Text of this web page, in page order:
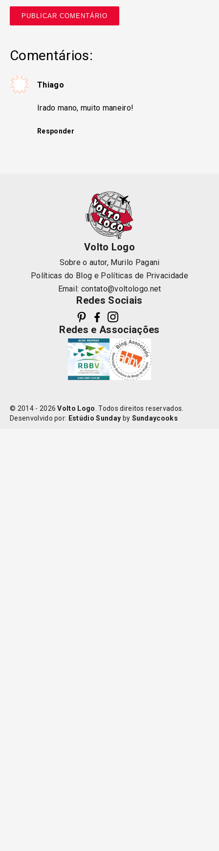
Comentários:
Thiago
Irado mano, muito maneiro!
Responder
Volto Logo
Sobre o autor, Murilo Pagani
Políticas do Blog e Políticas de Privacidade
Email: contato@voltologo.net
Redes Sociais
Redes e Associações
© 2014 - 2026Volto Logo. Todos direitos reservados.
Desenvolvido por: Estúdio Sunday by Sundaycooks